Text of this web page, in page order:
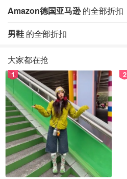
Amazon德国亚马逊的全部折扣
男鞋 的全部折扣
大家都在抢
1 2